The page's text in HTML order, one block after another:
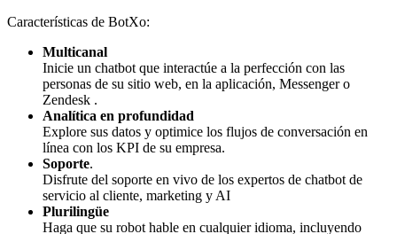
Características de BotXo:
Multicanal
Inicie un chatbot que interactúe a la perfección con las
personas de su sitio web, en la aplicación, Messenger o
Zendesk .
Analítica en profundidad
Explore sus datos y optimice los flujos de conversación en
línea con los KPI de su empresa.
Soporte.
Disfrute del soporte en vivo de los expertos de chatbot de
servicio al cliente, marketing y AI
Plurilingüe
Haga que su robot hable en cualquier idioma, incluyendo